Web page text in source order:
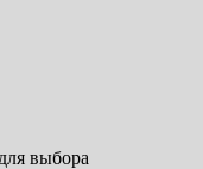
выбора